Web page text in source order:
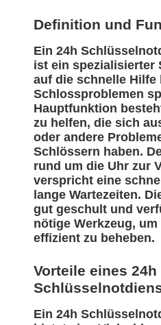
Definition und
Ein 24h
ist ein spezialisierter
auf die schnelle Hilfe
Schlossproblemen
Hauptfunktion
zu helfen, die sich
oder andere
Schlössern haben.
rund um die Uhr zur
verspricht eine
lange Wartezeiten.
gut geschult und
nötige Werkzeug,
effizient zu beheben.
Vorteile eines 24h
Ein 24h